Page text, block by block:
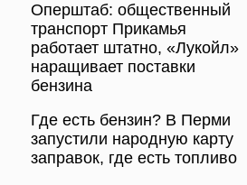
Оперштаб: общественный
транспорт Прикамья
работает штатно, «Лукойл»
наращивает поставки
бензина
Где есть бензин? В Перми
запустили народную карту
заправок, где есть топливо